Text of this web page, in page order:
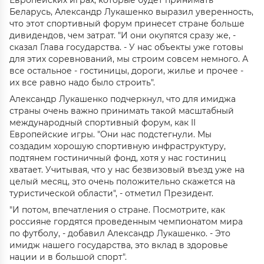
Беларусь, Александр Лукашенко выразил уверенность,
что этот спортивный форум принесет стране больше
дивидендов, чем затрат. "И они окупятся сразу же, -
сказал Глава государства. - У нас объекты уже готовы
для этих соревнований, мы строим совсем немного. А
все остальное - гостиницы, дороги, жилье и прочее -
их все равно надо было строить".
Александр Лукашенко подчеркнул, что для имиджа
страны очень важно принимать такой масштабный
международный спортивный форум, как II
Европейские игры. "Они нас подстегнули. Мы
создадим хорошую спортивную инфраструктуру,
подтянем гостиничный фонд, хотя у нас гостиниц
хватает. Учитывая, что у нас безвизовый въезд уже на
целый месяц, это очень положительно скажется на
туристической области", - отметил Президент.
"И потом, впечатления о стране. Посмотрите, как
россияне гордятся проведенным чемпионатом мира
по футболу, - добавил Александр Лукашенко. - Это
имидж нашего государства, это вклад в здоровье
нации и в большой спорт".